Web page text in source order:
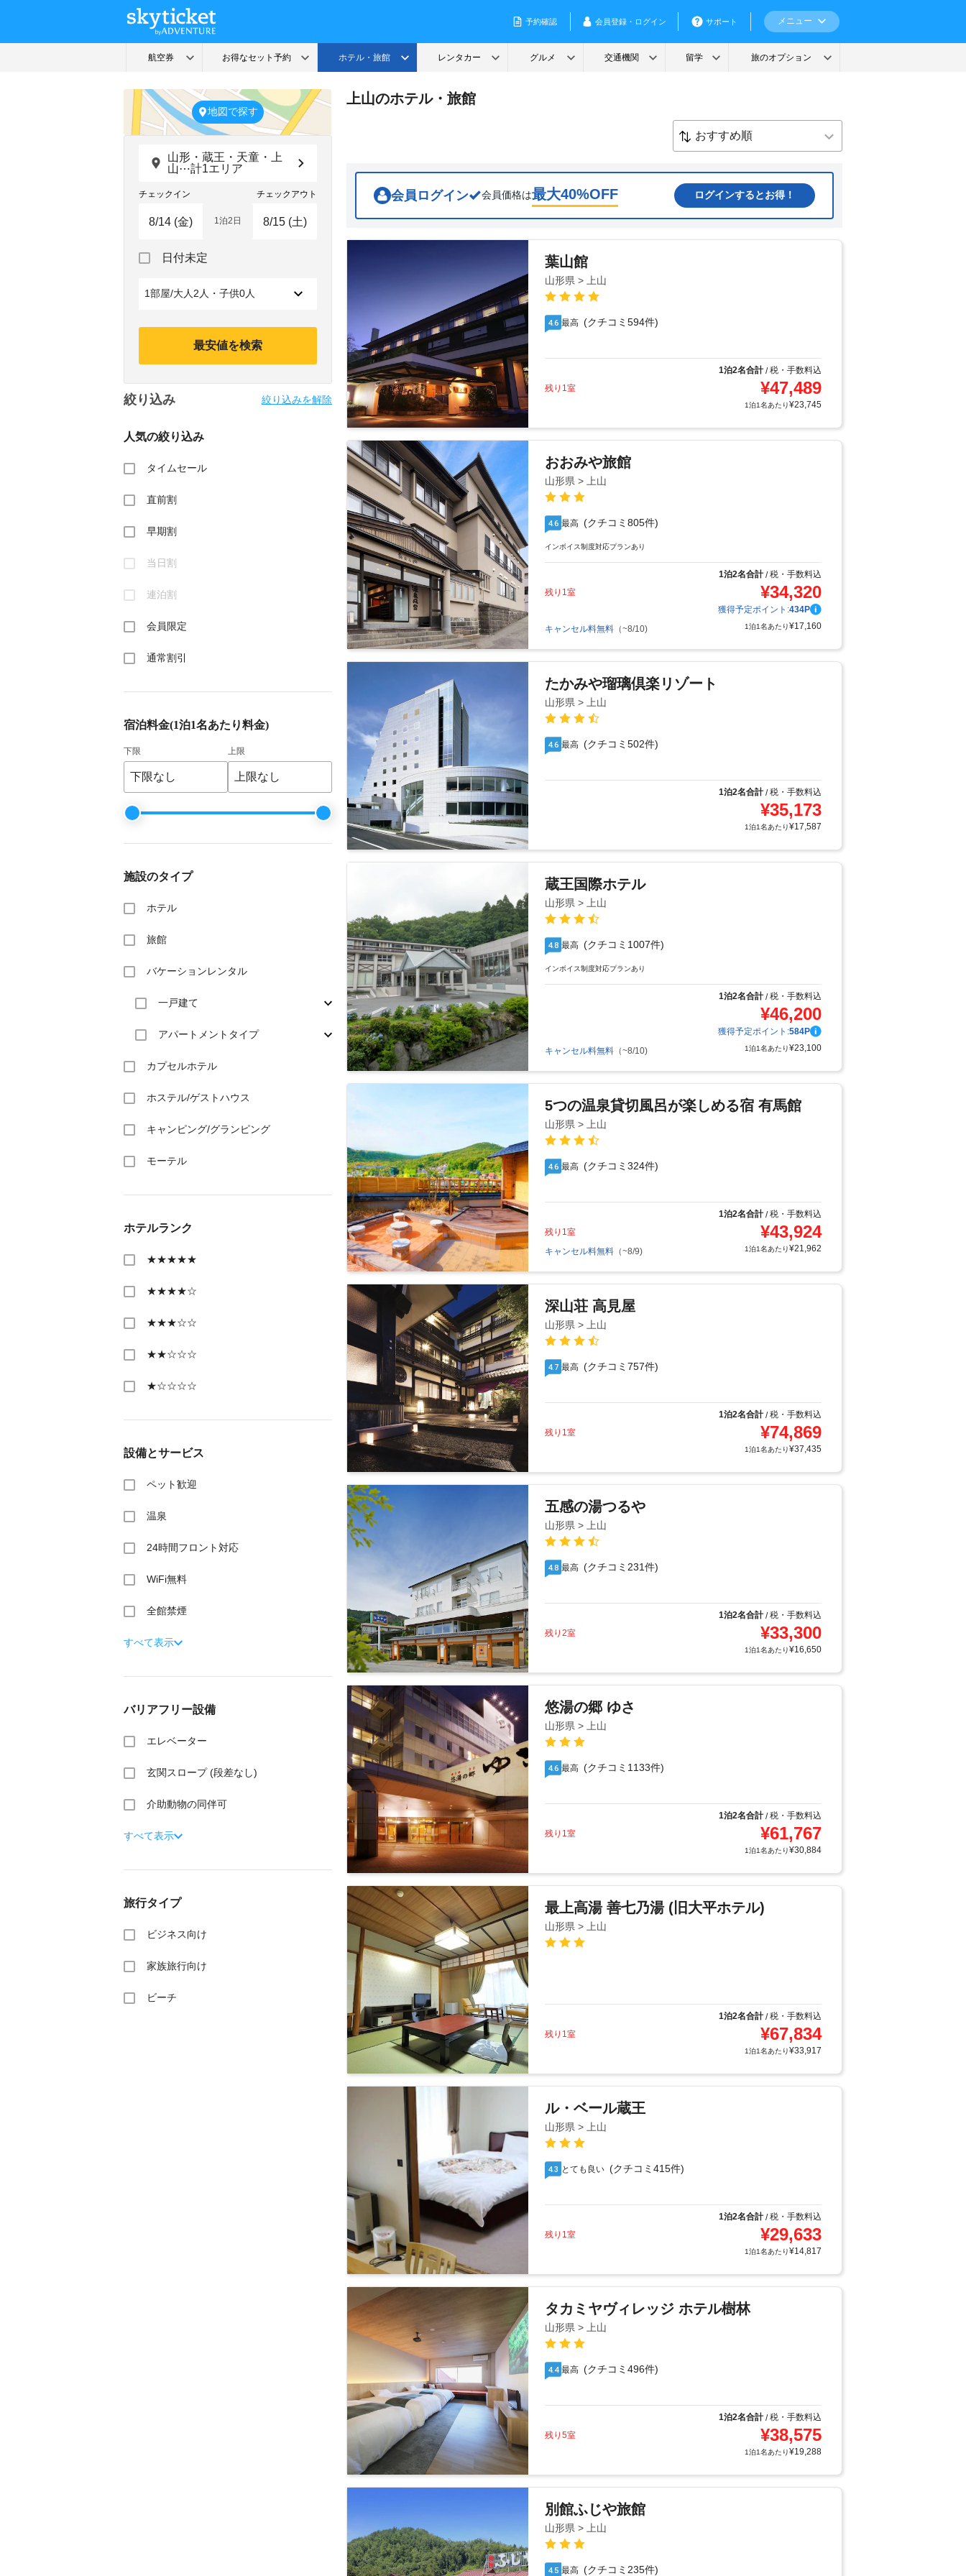
地図で探す
山形・蔵王・天童・上
山⋯計1エリア
チェックイン チェックアウト
forward
with
a
Press
the
key
get
shortcuts
changing
1泊2日
with
select
Press
the
日付未定
1部屋/大人2人・子供0人
最安値を検索
絞り込み 絞り込みを解除
人気の絞り込み
タイムセール
直前割
早期割
当日割
連泊割
会員限定
通常割引
宿泊料金(1泊1名あたり料金)
下限 上限
施設のタイプ
ホテル
旅館
バケーションレンタル
一戸建て
アパートメントタイプ
カプセルホテル
ホステル/ゲストハウス
キャンピング/グランピング
モーテル
ホテルランク
★★★★★
★★★★☆
★★★☆☆
★★☆☆☆
★☆☆☆☆
設備とサービス
ペット歓迎
温泉
24時間フロント対応
WiFi無料
全館禁煙
すべて表示
バリアフリー設備
エレベーター
玄関スロープ (段差なし)
介助動物の同伴可
すべて表示
旅行タイプ
ビジネス向け
家族旅行向け
ビーチ
上山のホテル・旅館
会員ログイン 会員価格は最大40%OFF ログインするとお得！
葉山館
山形県 > 上山
4.6 最高 (クチコミ594件)
1泊2名合計/税・手数料込
残り1室
¥47,489
1泊1名あたり¥23,745
おおみや旅館
山形県 > 上山
4.6 最高 (クチコミ805件)
インボイス制度対応プランあり
1泊2名合計/税・手数料込
残り1室
¥34,320
獲得予定ポイント:434P
キャンセル料無料 （~8/10) 1泊1名あたり¥17,160
たかみや瑠璃倶楽リゾート
山形県 > 上山
4.6 最高 (クチコミ502件)
1泊2名合計/税・手数料込
¥35,173
1泊1名あたり¥17,587
蔵王国際ホテル
山形県 > 上山
4.8 最高 (クチコミ1007件)
インボイス制度対応プランあり
1泊2名合計/税・手数料込
¥46,200
獲得予定ポイント:584P
キャンセル料無料 （~8/10) 1泊1名あたり¥23,100
5つの温泉貸切風呂が楽しめる宿 有馬館
山形県 > 上山
4.6 最高 (クチコミ324件)
1泊2名合計/税・手数料込
残り1室
¥43,924
キャンセル料無料 （~8/9) 1泊1名あたり¥21,962
深山荘 高見屋
山形県 > 上山
4.7 最高 (クチコミ757件)
1泊2名合計/税・手数料込
残り1室
¥74,869
1泊1名あたり¥37,435
五感の湯つるや
山形県 > 上山
4.8 最高 (クチコミ231件)
1泊2名合計/税・手数料込
残り2室
¥33,300
1泊1名あたり¥16,650
悠湯の郷 ゆさ
山形県 > 上山
4.6 最高 (クチコミ1133件)
1泊2名合計/税・手数料込
残り1室
¥61,767
1泊1名あたり¥30,884
最上高湯 善七乃湯 (旧大平ホテル)
山形県 > 上山
1泊2名合計/税・手数料込
残り1室
¥67,834
1泊1名あたり¥33,917
ル・ベール蔵王
山形県 > 上山
4.3 とても良い (クチコミ415件)
1泊2名合計/税・手数料込
残り1室
¥29,633
1泊1名あたり¥14,817
タカミヤヴィレッジ ホテル樹林
山形県 > 上山
4.4 最高 (クチコミ496件)
1泊2名合計/税・手数料込
残り5室
¥38,575
1泊1名あたり¥19,288
別館ふじや旅館
山形県 > 上山
4.5 最高 (クチコミ235件)